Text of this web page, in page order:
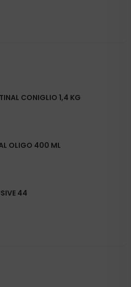
CONIGLIO 1,4 KG
OLIGO 400 ML
44